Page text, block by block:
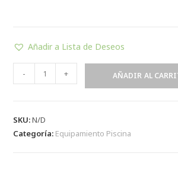
Añadir a Lista de Deseos
- + AÑADIR AL
SKU:N/D
Categoría: Equipamiento Piscina